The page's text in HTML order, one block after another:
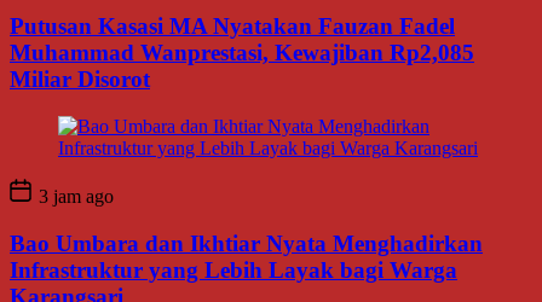
Putusan Kasasi MA Nyatakan Fauzan Fadel
Muhammad Wanprestasi, Kewajiban Rp2,085
Miliar Disorot
3 jam ago
Bao Umbara dan Ikhtiar Nyata Menghadirkan
Infrastruktur yang Lebih Layak bagi Warga
Karangsari